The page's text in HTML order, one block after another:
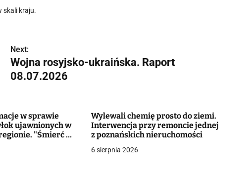
skali kraju.
Next:
Wojna rosyjsko-ukraińska. Raport
08.07.2026
w sprawie
ujawnionych w
"Śmierć w
Wylewali chemię prosto do ziemi.
Interwencja przy remoncie jednej
z poznańskich nieruchomości
6 sierpnia 2026